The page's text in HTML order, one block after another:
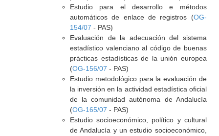
Estudio para el desarrollo e métodos
automáticos de enlace de registros (OG-
154/07 - PAS)
Evaluación de la adecuación del sistema
estadístico valenciano al código de buenas
prácticas estadísticas de la unión europea
(OG-156/07 - PAS)
Estudio metodológico para la evaluación de
la inversión en la actividad estadística oficial
de la comunidad autónoma de Andalucía
(OG-165/07 - PAS)
Estudio socioeconómico, político y cultural
de Andalucía y un estudio socioeconómico,